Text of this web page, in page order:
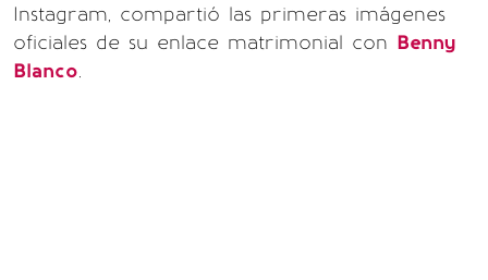
Instagram, compartió las primeras imágenes
oficiales de su enlace matrimonial con Benny
Blanco.